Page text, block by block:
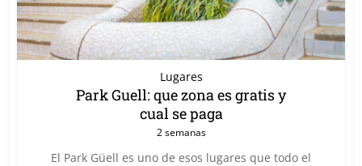
Lugares
Park Guell: que zona es gratis y
cual se paga
2 semanas
El Park Güell es uno de esos lugares que todo el